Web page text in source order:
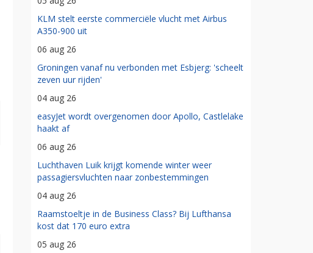
KLM stelt eerste commerciële vlucht met Airbus
A350-900 uit
06 aug 26
Groningen vanaf nu verbonden met Esbjerg: 'scheelt
zeven uur rijden'
04 aug 26
easyJet wordt overgenomen door Apollo, Castlelake
haakt af
06 aug 26
Luchthaven Luik krijgt komende winter weer
passagiersvluchten naar zonbestemmingen
04 aug 26
Raamstoeltje in de Business Class? Bij Lufthansa
kost dat 170 euro extra
05 aug 26